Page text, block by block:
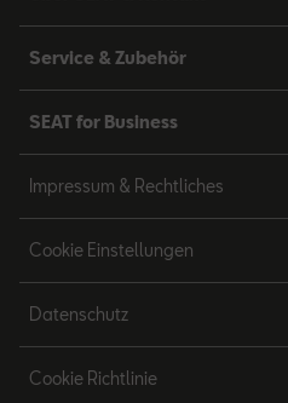
Service & Zubehör
SEAT for Business
Impressum & Rechtliches
Cookie Einstellungen
Datenschutz
Cookie Richtlinie